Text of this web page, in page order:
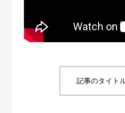
記事のタイト